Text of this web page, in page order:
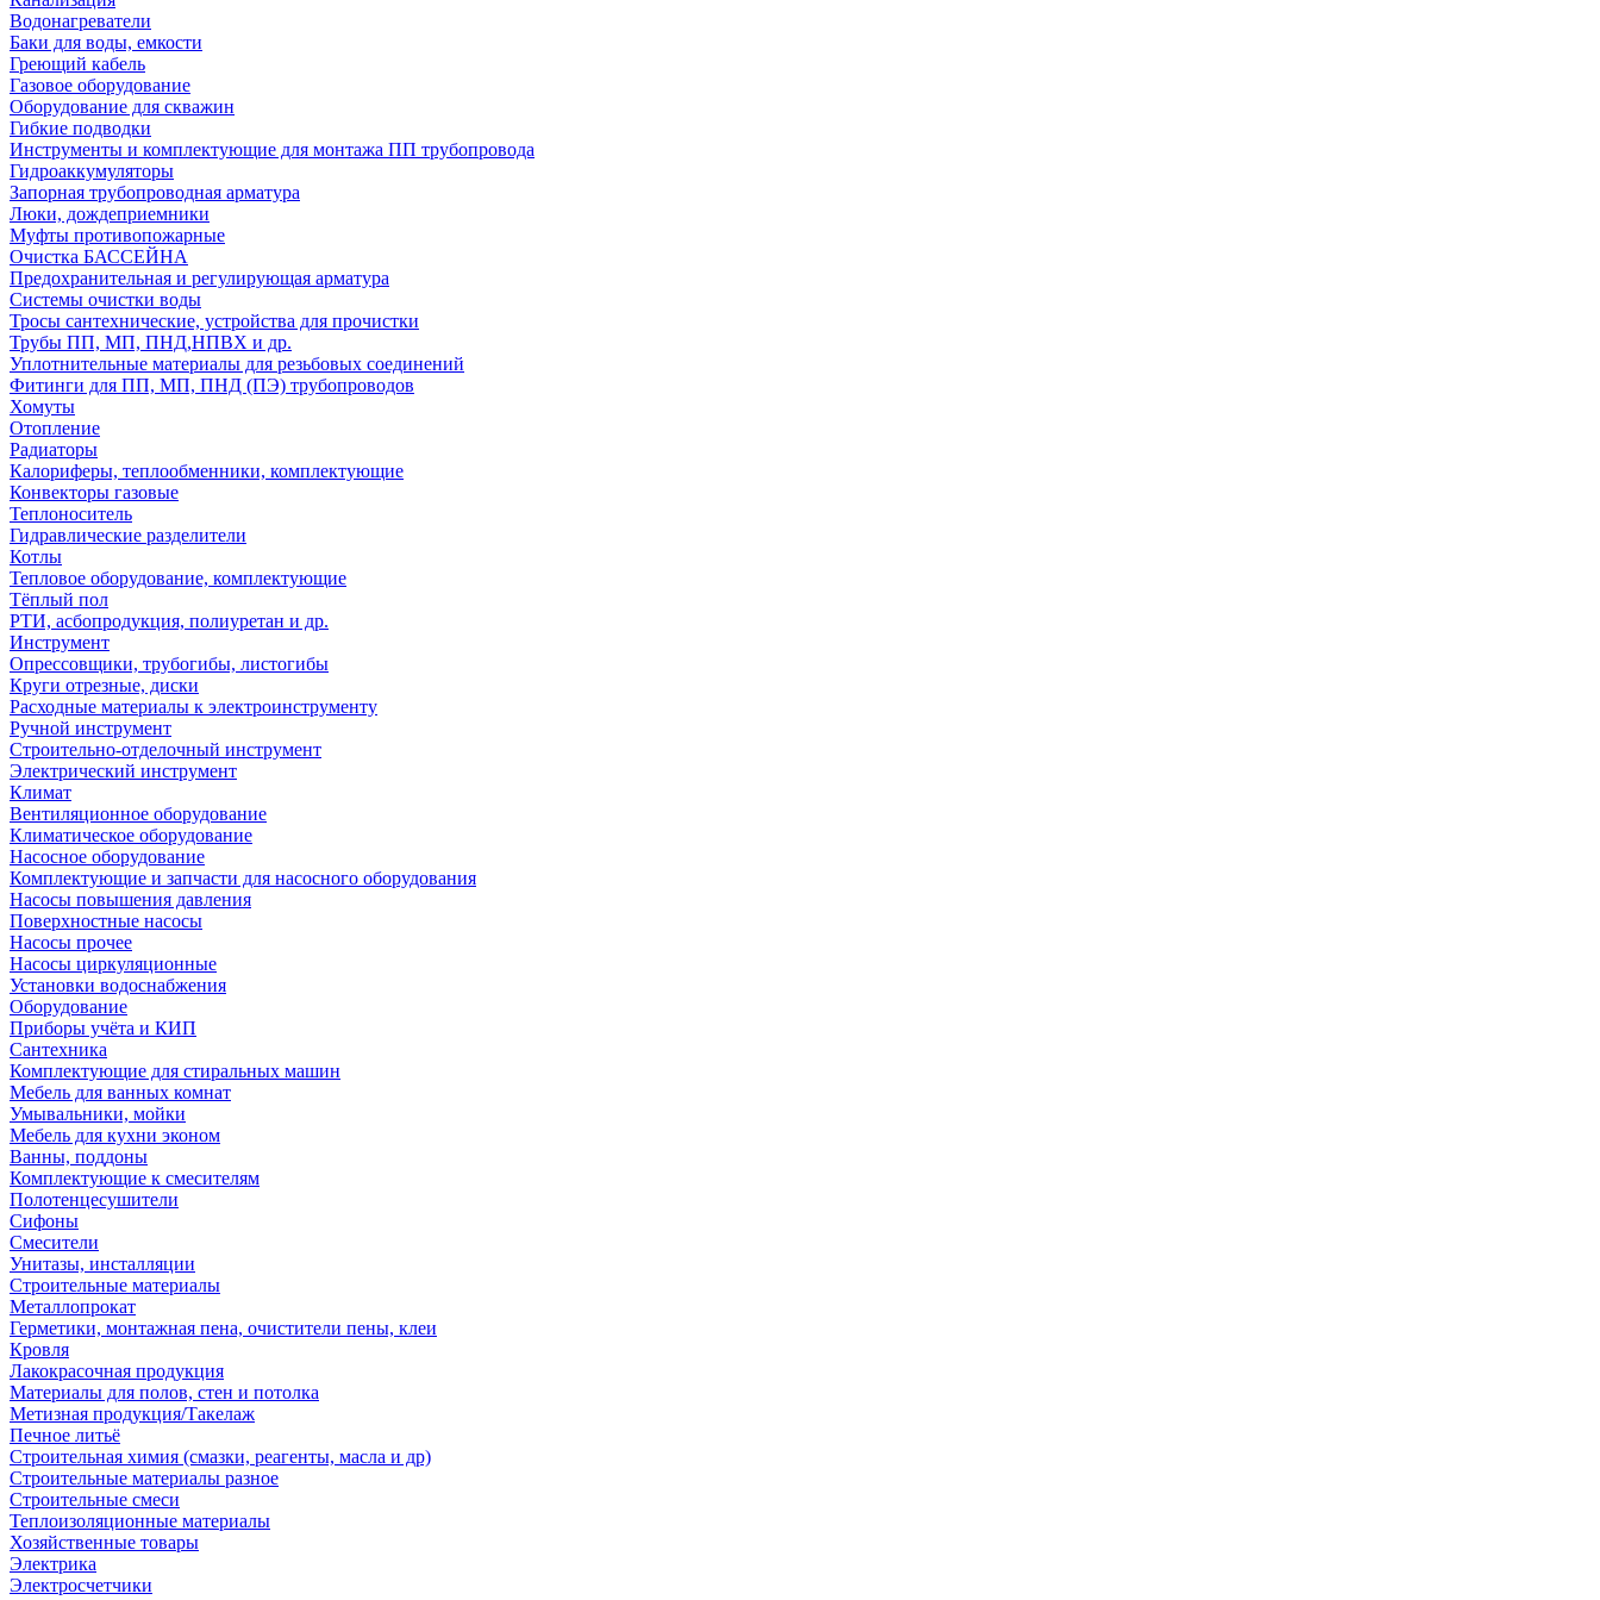
Водонагреватели
Баки для воды, емкости
Греющий кабель
Газовое оборудование
Оборудование для скважин
Гибкие подводки
Инструменты и комплектующие для монтажа ПП трубопровода
Гидроаккумуляторы
Запорная трубопроводная арматура
Люки, дождеприемники
Муфты противопожарные
Очистка БАССЕЙНА
Предохранительная и регулирующая арматура
Системы очистки воды
Тросы сантехнические, устройства для прочистки
Трубы ПП, МП, ПНД,НПВХ и др.
Уплотнительные материалы для резьбовых соединений
Фитинги для ПП, МП, ПНД (ПЭ) трубопроводов
Хомуты
Отопление
Радиаторы
Калориферы, теплообменники, комплектующие
Конвекторы газовые
Теплоноситель
Гидравлические разделители
Котлы
Тепловое оборудование, комплектующие
Тёплый пол
РТИ, асбопродукция, полиуретан и др.
Инструмент
Опрессовщики, трубогибы, листогибы
Круги отрезные, диски
Расходные материалы к электроинструменту
Ручной инструмент
Строительно-отделочный инструмент
Электрический инструмент
Климат
Вентиляционное оборудование
Климатическое оборудование
Насосное оборудование
Комплектующие и запчасти для насосного оборудования
Насосы повышения давления
Поверхностные насосы
Насосы прочее
Насосы циркуляционные
Установки водоснабжения
Оборудование
Приборы учёта и КИП
Сантехника
Комплектующие для стиральных машин
Мебель для ванных комнат
Умывальники, мойки
Мебель для кухни эконом
Ванны, поддоны
Комплектующие к смесителям
Полотенцесушители
Сифоны
Смесители
Унитазы, инсталляции
Строительные материалы
Металлопрокат
Герметики, монтажная пена, очистители пены, клеи
Кровля
Лакокрасочная продукция
Материалы для полов, стен и потолка
Метизная продукция/Такелаж
Печное литьё
Строительная химия (смазки, реагенты, масла и др)
Строительные материалы разное
Строительные смеси
Теплоизоляционные материалы
Хозяйственные товары
Электрика
Электросчетчики